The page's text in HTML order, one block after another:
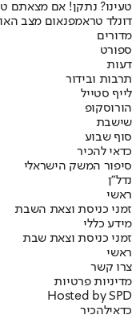
טעינו? נתקן! אם מצאתם
דונלד טראמפנאום מצב
מדורים
ספורט
דעות
תרבות ובידור
לייף סטייל
הורוסקופ
שישבת
סוף שבוע
כדאי להכיר
סיפור המשק הישראלי
נדל"ן
ראשי
זמני כניסת וצאת השבת
מידע כללי
זמני כניסת וצאת שבת
ראשי
צרו קשר
מדיניות פרטיות
Hosted by SPD
כדאילהכיר